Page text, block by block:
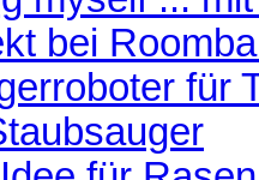
bei
für